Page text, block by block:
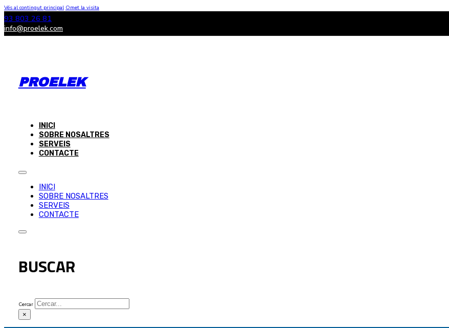
Vés al contingut principal Omet la visita
93 803 26 81
info@proelek.com
PROELEK
INICI
SOBRE NOSALTRES
SERVEIS
CONTACTE
INICI
SOBRE NOSALTRES
SERVEIS
CONTACTE
BUSCAR
Cercar
×